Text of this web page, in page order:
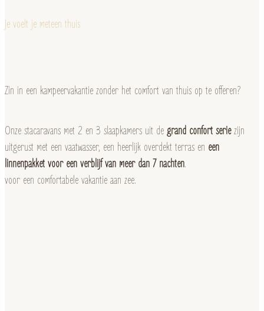
Je voelt je meteen thuis
Zin in een kampeervakantie zonder het comfort van thuis op te offeren?
Onze stacaravans met 2 en 3 slaapkamers uit de grand confort seriezijn
uitgerust met een vaatwasser, een heerlijk overdekt terras en een
linnenpakket voor een verblijf van meer dan 7 nachten.
voor een comfortabele vakantie aan zee.